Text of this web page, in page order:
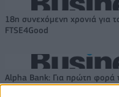
18η συνεχόμενη χρονιά για
FTSE4Good
Alpha Bank: Για πρώτη φορά
πύλες του σε όλους